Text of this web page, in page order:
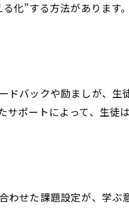
化”する方法があります
ドバックや励ましが、生
ポートによって、生徒
わせた課題設定が、学ぶ